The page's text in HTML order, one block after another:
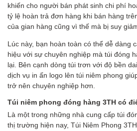
khiến cho người bán phát sinh chi phí
tỷ lệ hoàn trả đơn hàng khi bán hàng
của gian hàng cũng vì thế mà bị suy
Lúc này, bạn hoàn toàn có thể dễ dàng
hiệu với sự chuyên nghiệp mà túi đóng
lại. Bên cạnh dòng túi trơn với độ bền
dịch vụ in ấn logo lên túi niêm phong
trở nên chuyên nghiệp hơn.
Túi niêm phong đóng hàng 3TH có
Là một trong những nhà cung cấp túi
thị trường hiện nay, Túi Niêm Phong